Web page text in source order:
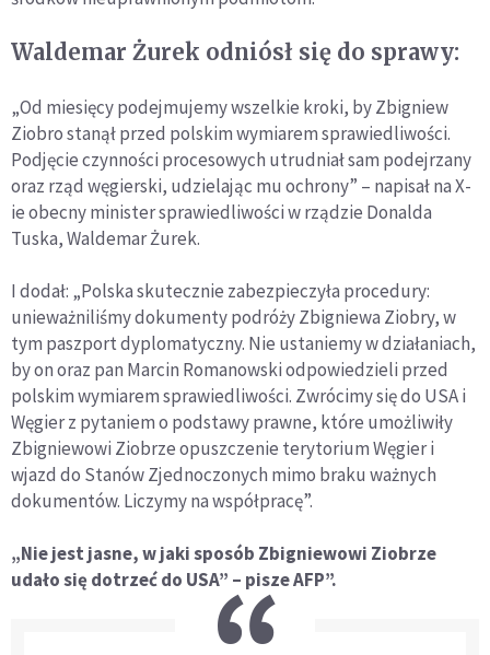
Waldemar Żurek odniósł się do sprawy:
„Od miesięcy podejmujemy wszelkie kroki, by Zbigniew
Ziobro stanął przed polskim wymiarem sprawiedliwości.
Podjęcie czynności procesowych utrudniał sam podejrzany
oraz rząd węgierski, udzielając mu ochrony” – napisał na X-
ie obecny minister sprawiedliwości w rządzie Donalda
Tuska, Waldemar Żurek.
I dodał: „Polska skutecznie zabezpieczyła procedury:
unieważniliśmy dokumenty podróży Zbigniewa Ziobry, w
tym paszport dyplomatyczny. Nie ustaniemy w działaniach,
by on oraz pan Marcin Romanowski odpowiedzieli przed
polskim wymiarem sprawiedliwości. Zwrócimy się do USA i
Węgier z pytaniem o podstawy prawne, które umożliwiły
Zbigniewowi Ziobrze opuszczenie terytorium Węgier i
wjazd do Stanów Zjednoczonych mimo braku ważnych
dokumentów. Liczymy na współpracę”.
„Nie jest jasne, w jaki sposób Zbigniewowi Ziobrze
udało się dotrzeć do USA” – pisze AFP”.